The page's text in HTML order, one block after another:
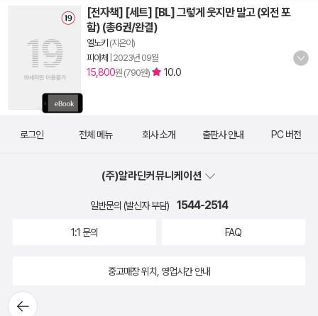
[전자책] [세트] [BL] 그렇게 웃지만 말고 (외전 포
함) (총6권/완결)
엘노키 (지은이)
피아체
2023년 09월
15,800원 (790원) 10.0
뒤로가
로그인 전체 메뉴 회사 소개 출판사 안내 PC 버전
(주)알라딘커뮤니케이션
일반문의 (발신자 부담) 1544-2514
1:1 문의 FAQ
중고매장 위치, 영업시간 안내